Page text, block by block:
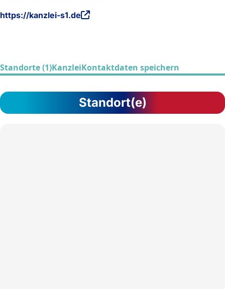
https://kanzlei-s1.de
Standorte (1)KanzleiKontaktdaten speichern
Standort(e)